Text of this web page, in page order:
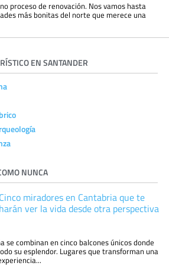
proceso de renovación. Nos vamos hasta
más bonitas del norte que merece una
EN SANTANDER
NUNCA
Cinco miradores en Cantabria que te
harán ver la vida desde otra perspectiva
se combinan en cinco balcones únicos donde
su esplendor. Lugares que transforman una